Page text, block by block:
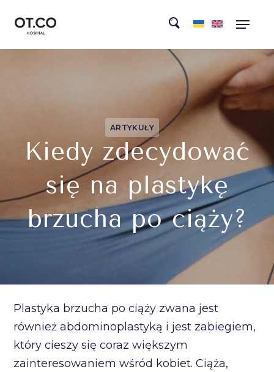
ARTYKUŁY
Kiedy zdecydować
się na plastykę
brzucha po ciąży?
Plastyka brzucha po ciąży zwana jest
również abdominoplastyką i jest zabiegiem,
który cieszy się coraz większym
zainteresowaniem wśród kobiet. Ciąża,